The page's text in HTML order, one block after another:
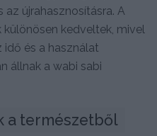
újrahasznosításra. A
kedveltek, mivel
és a használat
állnak a wabi sabi
a természetből